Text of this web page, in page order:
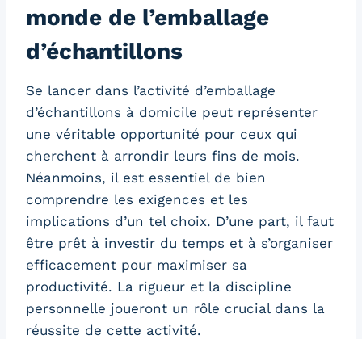
monde de l’emballage
d’échantillons
Se lancer dans l’activité d’emballage
d’échantillons à domicile peut représenter
une véritable opportunité pour ceux qui
cherchent à arrondir leurs fins de mois.
Néanmoins, il est essentiel de bien
comprendre les exigences et les
implications d’un tel choix. D’une part, il faut
être prêt à investir du temps et à s’organiser
efficacement pour maximiser sa
productivité. La rigueur et la discipline
personnelle joueront un rôle crucial dans la
réussite de cette activité.